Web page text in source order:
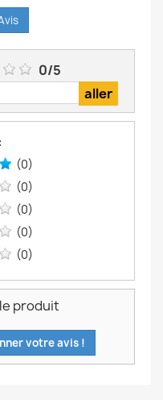
0/5
(0)
(0)
(0)
(0)
(0)
produit
votre avis !